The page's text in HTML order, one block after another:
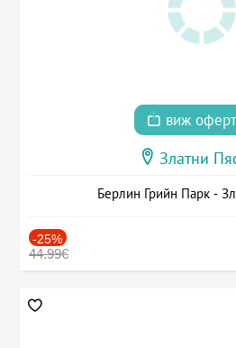
виж
Златни
Берлин Грийн Парк -
-25%
44.99€